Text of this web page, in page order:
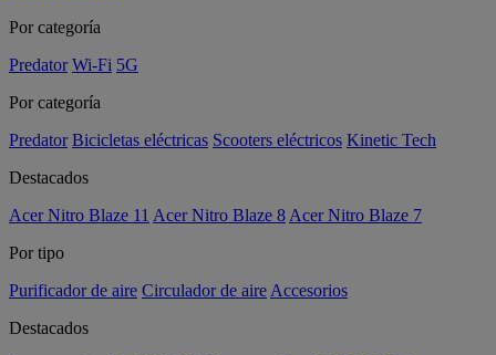
Por categoría
Predator Wi-Fi 5G
Por categoría
Predator Bicicletas eléctricas Scooters eléctricos Kinetic Tech
Destacados
Acer Nitro Blaze 11 Acer Nitro Blaze 8 Acer Nitro Blaze 7
Por tipo
Purificador de aire Circulador de aire Accesorios
Destacados